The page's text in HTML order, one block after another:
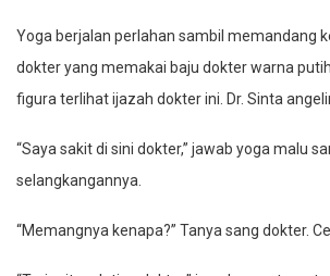
Yoga berjalan perlahan sambil memandang
dokter yang memakai baju dokter warna
figura terlihat ijazah dokter ini. Dr. Sinta
“Saya sakit di sini dokter,” jawab yoga malu
selangkangannya.
“Memangnya kenapa?” Tanya sang dokter.